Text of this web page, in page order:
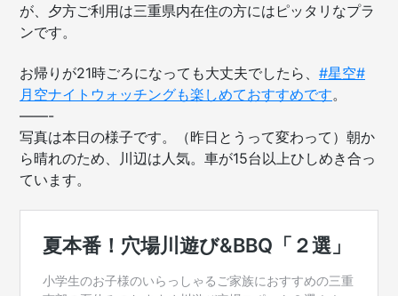
が、夕方ご利用は三重県内在住の方にはピッタリなプラ
ンです。
お帰りが21時ごろになっても大丈夫でしたら、 #星空#
月空ナイトウォッチングも楽しめておすすめです。
——-
写真は本日の様子です。（昨日とうって変わって）朝か
ら晴れのため、川辺は人気。車が15台以上ひしめき合っ
ています。